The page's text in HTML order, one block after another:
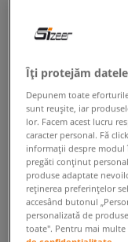
Încălțămintea
Sizeer
Brandul Nikedin Oregon
datorită tehnologiei
Maxeste o adevărată
proiectată la finalul
Îți protejăm
Depunem toate
sunt reușite, iar
lor. Facem acest lucru
caracter personal. Fă
informații despre modul
pregăti conținut
produse adaptate
reținerea preferințelor
accesând butonul
personalizată de
toate". Pentru mai